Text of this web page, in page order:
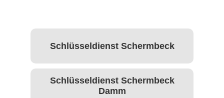
Schlüsseldienst Schermbeck
Schlüsseldienst Schermbeck
Damm